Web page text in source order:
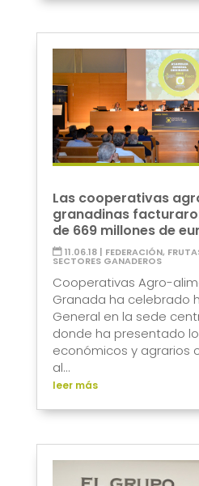
Las cooperativas
granadinas
de 669 millones de
11.06.18| FEDERACIÓN,
SECTORES GANADEROS
Cooperativas Agro-
Granada ha celebrado
General en la sede
donde ha presentado
económicos y agrarios
al...
leer más